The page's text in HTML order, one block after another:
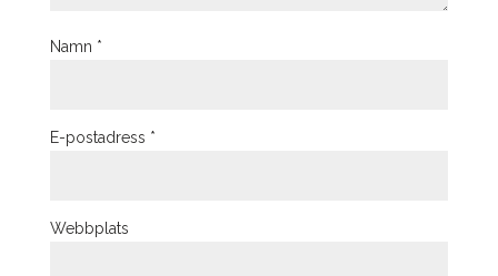
Namn *
E-postadress *
Webbplats